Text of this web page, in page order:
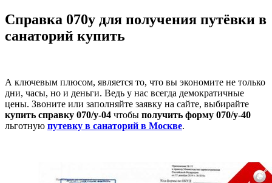
Справка 070у для получения путёвки в
санаторий купить
А ключевым плюсом, является то, что вы экономите не только
дни, часы, но и деньги. Ведь у нас всегда демократичные
цены. Звоните или заполняйте заявку на сайте, выбирайте
купить справку 070/у-04 чтобы получить форму 070/у-40
льготную путевку в санаторий в Москве.